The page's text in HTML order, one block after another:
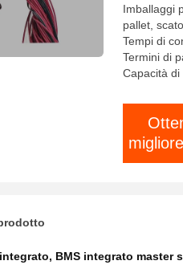
Imballaggi
pallet,
Tempi di
Termini di
Capacità
, BMS integrato master